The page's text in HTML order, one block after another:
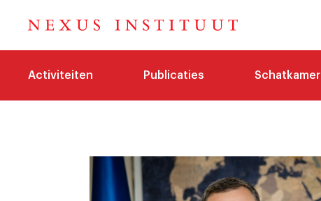
Activiteiten Publicaties Schatkamer